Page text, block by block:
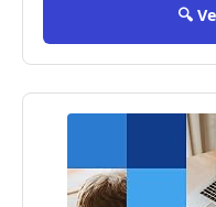
🔍